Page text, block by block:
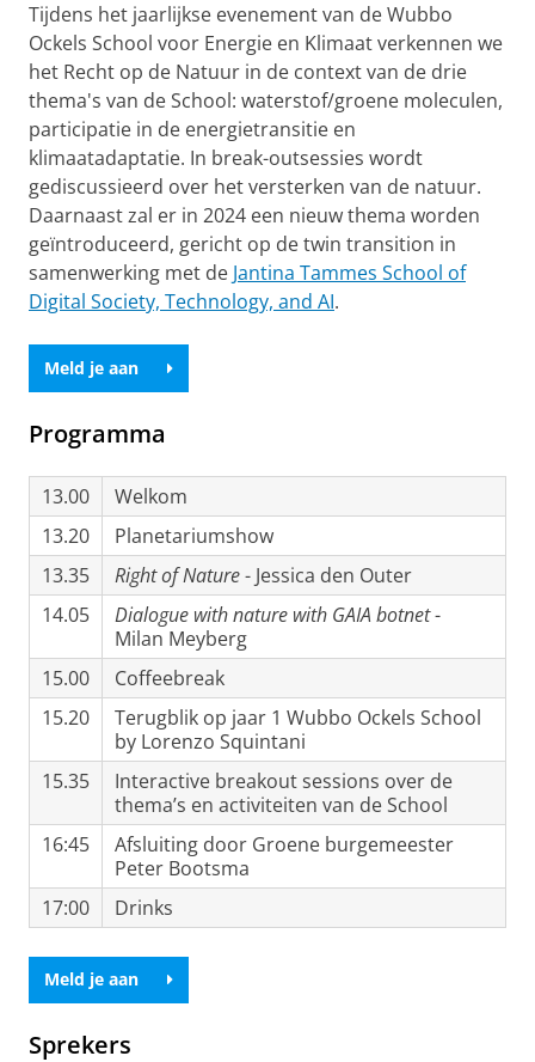
Tijdens het jaarlijkse evenement van de Wubbo
Ockels School voor Energie en Klimaat verkennen we
het Recht op de Natuur in de context van de drie
thema's van de School: waterstof/groene moleculen,
participatie in de energietransitie en
klimaatadaptatie. In break-outsessies wordt
gediscussieerd over het versterken van de natuur.
Daarnaast zal er in 2024 een nieuw thema worden
geïntroduceerd, gericht op de twin transition in
samenwerking met de Jantina Tammes School of
Digital Society, Technology, and AI.
Meld je aan
Programma
13.00
Welkom
13.20
Planetariumshow
13.35
Right of Nature- Jessica den Outer
14.05
Dialogue with nature with GAIA botnet-
Milan Meyberg
15.00
Coffeebreak
15.20
Terugblik op jaar 1 Wubbo Ockels School
by Lorenzo Squintani
15.35
Interactive breakout sessions over de
thema’s en activiteiten van de School
16:45
Afsluiting door Groene burgemeester
Peter Bootsma
17:00
Drinks
Meld je aan
Sprekers